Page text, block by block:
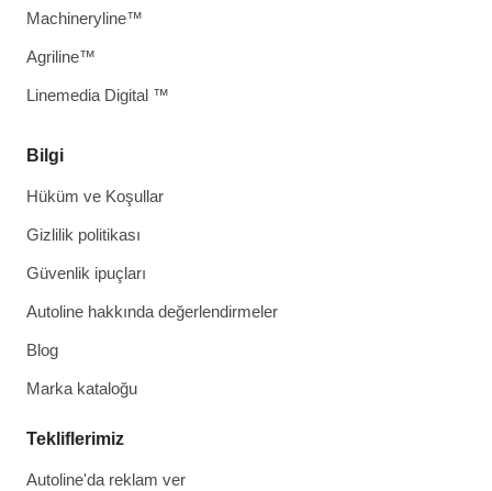
Bilgi
Hüküm ve Koşullar
Gizlilik politikası
Güvenlik ipuçları
Autoline hakkında değerlendirmeler
Blog
Marka kataloğu
Tekliflerimiz
Autoline'da reklam ver
Machineryline™
Agriline™
Linemedia Digital ™